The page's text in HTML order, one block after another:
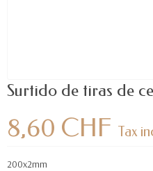
Surtido de tiras de
8,60 CHF Tax
200x2mm